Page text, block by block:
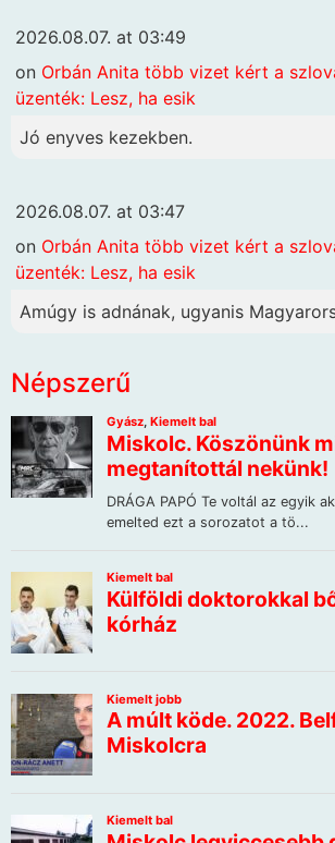
2026.08.07. at 03:49
on Orbán Anita több vizet kért a
üzenték: Lesz, ha esik
Jó enyves kezekben.
2026.08.07. at 03:47
on Orbán Anita több vizet kért a
üzenték: Lesz, ha esik
Amúgy is adnának, ugyanis
Népszerű